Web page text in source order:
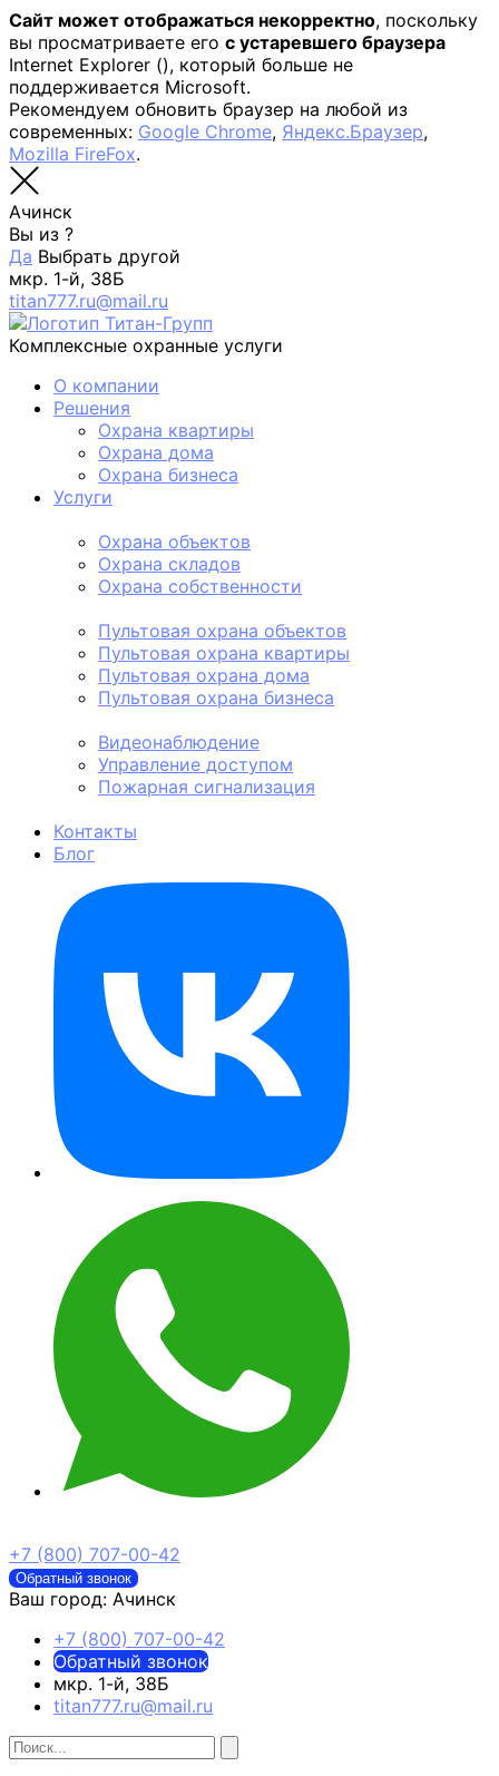
Сайт может отображаться некорректно, поскольку
вы просматриваете его с устаревшего браузера
Internet Explorer (), который больше не
поддерживается Microsoft.
Рекомендуем обновить браузер на любой из
современных: Google Chrome, Яндекс.Браузер,
Mozilla FireFox.
Ачинск
Вы из ?
Да Выбрать другой
мкр. 1-й, 38Б
titan777.ru@mail.ru
Комплексные охранные услуги
О компании
Решения
Охрана квартиры
Охрана дома
Охрана бизнеса
Услуги
Охрана объектов
Охрана складов
Охрана собственности
Пультовая охрана объектов
Пультовая охрана квартиры
Пультовая охрана дома
Пультовая охрана бизнеса
Видеонаблюдение
Управление доступом
Пожарная сигнализация
Контакты
Блог
+7 (800) 707-00-42
Обратный звонок
Ваш город: Ачинск
+7 (800) 707-00-42
Обратный звонок
мкр. 1-й, 38Б
titan777.ru@mail.ru